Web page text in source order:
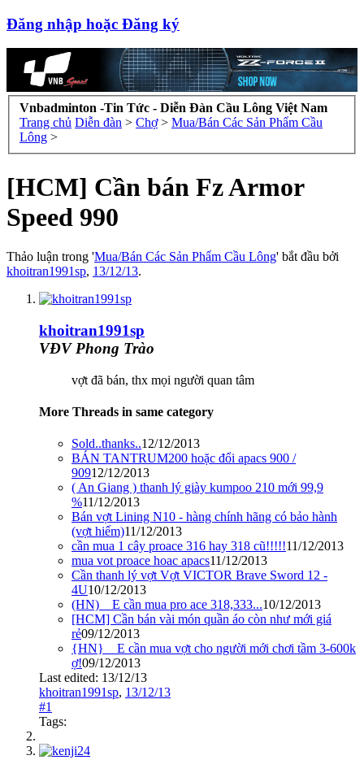
Đăng nhập hoặc Đăng ký
Vnbadminton -Tin Tức - Diễn Đàn Cầu Lông Việt Nam
Trang chủ Diễn đàn > Chợ > Mua/Bán Các Sản Phẩm Cầu
Lông >
[HCM] Cần bán Fz Armor
Speed 990
Thảo luận trong 'Mua/Bán Các Sản Phẩm Cầu Lông' bắt đầu bởi
khoitran1991sp, 13/12/13.
khoitran1991sp
VĐV Phong Trào
vợt đã bán, thx mọi người quan tâm
More Threads in same category
Sold..thanks..12/12/2013
BÁN TANTRUM200 hoặc đổi apacs 900 /
90912/12/2013
( An Giang ) thanh lý giày kumpoo 210 mới 99,9
%11/12/2013
Bán vợt Lining N10 - hàng chính hãng có bảo hành
(vợt hiếm)11/12/2013
cần mua 1 cây proace 316 hay 318 cũ!!!!!11/12/2013
mua vot proace hoac apacs11/12/2013
Cần thanh lý vợt Vợt VICTOR Brave Sword 12 -
4U10/12/2013
(HN)__E cần mua pro ace 318,333...10/12/2013
[HCM] Cần bán vài món quần áo còn như mới giá
rẻ09/12/2013
{HN}__E cần mua vợt cho người mới chơi tầm 3-600k
ợ!09/12/2013
Last edited: 13/12/13
khoitran1991sp, 13/12/13
#1
Tags: